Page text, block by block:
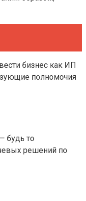
бизнес как ИП
полномочия
будь то
решений по